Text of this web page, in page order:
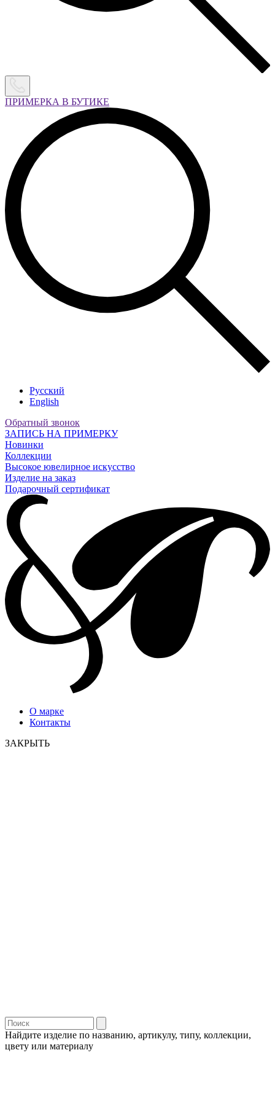
ПРИМЕРКА В БУТИКЕ
Русский
English
Обратный звонок
ЗАПИСЬ НА ПРИМЕРКУ
Новинки
Коллекции
Высокое ювелирное искусство
Изделие на заказ
Подарочный сертификат
О марке
Контакты
ЗАКРЫТЬ
Найдите изделие по названию, артикулу, типу, коллекции,
цвету или материалу